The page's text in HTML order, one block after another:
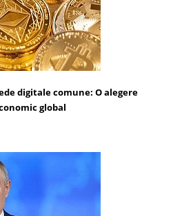
digitale comune: O alegere
global